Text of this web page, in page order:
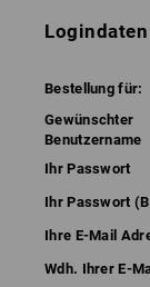
Logindaten
Bestellung für:
Gewünschter
Benutzername
Ihr Passwort
Ihr Passwort
Ihre E-Mail
Wdh. Ihrer E-